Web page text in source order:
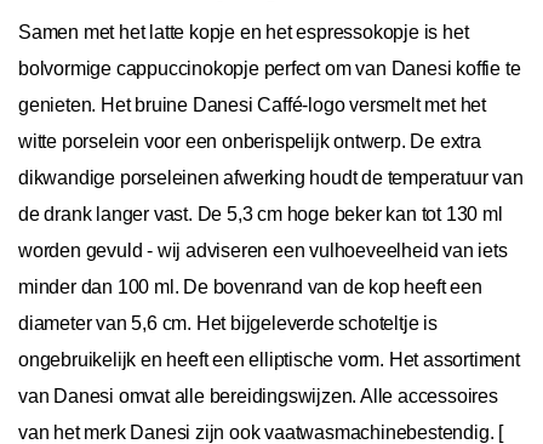
Samen met het latte kopje en het espressokopje is het
bolvormige cappuccinokopje perfect om van Danesi koffie te
genieten. Het bruine Danesi Caffé-logo versmelt met het
witte porselein voor een onberispelijk ontwerp. De extra
dikwandige porseleinen afwerking houdt de temperatuur van
de drank langer vast. De 5,3 cm hoge beker kan tot 130 ml
worden gevuld - wij adviseren een vulhoeveelheid van iets
minder dan 100 ml. De bovenrand van de kop heeft een
diameter van 5,6 cm. Het bijgeleverde schoteltje is
ongebruikelijk en heeft een elliptische vorm. Het assortiment
van Danesi omvat alle bereidingswijzen. Alle accessoires
van het merk Danesi zijn ook vaatwasmachinebestendig. [